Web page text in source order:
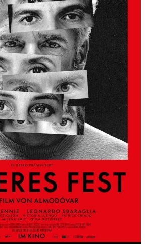
S
L
B
E
R
G
A
L
S
K
Ü
N
S
T
L
H
A
U
S
–